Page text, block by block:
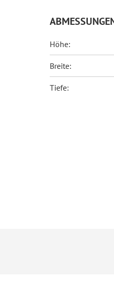
Höhe:
Breite:
Tiefe: